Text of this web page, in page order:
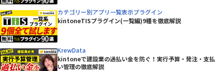
カテゴリー別アプリ一覧表示プラグイン
kintoneTISプラグイン(一覧編)9種を徹底解説
KrewData
kintoneで建設業の過払い金を防ぐ！実行予算・発注・支払
い管理の徹底解説